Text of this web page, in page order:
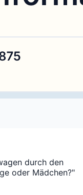
durch den
oder Mädchen?"